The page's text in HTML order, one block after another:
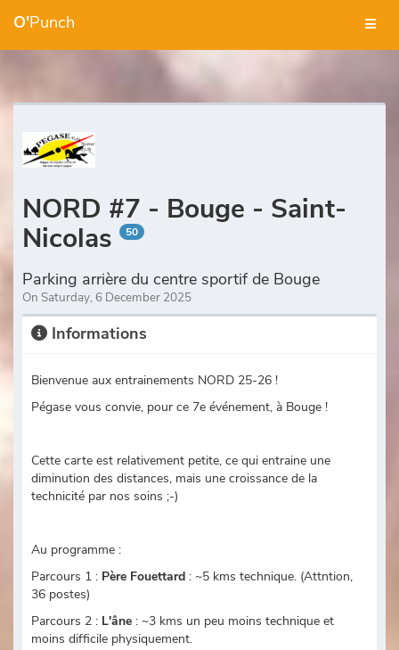
O'Punch
NORD #7 - Bouge - Saint-
Nicolas
50
Parking arrière du centre sportif de Bouge
On Saturday, 6 December 2025
Informations
Bienvenue aux entrainements NORD 25-26 !
Pégase vous convie, pour ce 7e événement, à Bouge !
Cette carte est relativement petite, ce qui entraine une
diminution des distances, mais une croissance de la
technicité par nos soins ;-)
Au programme :
Parcours 1 : Père Fouettard : ~5 kms technique. (Attntion,
36 postes)
Parcours 2 : L'âne : ~3 kms un peu moins technique et
moins difficile physiquement.